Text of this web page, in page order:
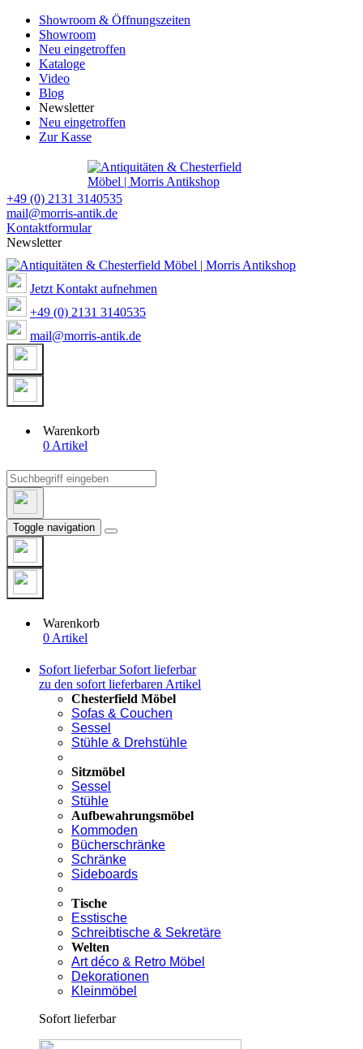
Showroom & Öffnungszeiten
Showroom
Neu eingetroffen
Kataloge
Video
Blog
Newsletter
Neu eingetroffen
Zur Kasse
+49 (0) 2131 3140535
mail@morris-antik.de
Kontaktformular
Newsletter
Jetzt Kontakt aufnehmen
+49 (0) 2131 3140535
mail@morris-antik.de
Warenkorb
0 Artikel
Toggle navigation
Warenkorb
0 Artikel
Sofort lieferbar Sofort lieferbar
zu den sofort lieferbaren Artikel
Chesterfield Möbel
Sofas & Couchen
Sessel
Stühle & Drehstühle
Sitzmöbel
Sessel
Stühle
Aufbewahrungsmöbel
Kommoden
Bücherschränke
Schränke
Sideboards
Tische
Esstische
Schreibtische & Sekretäre
Welten
Art déco & Retro Möbel
Dekorationen
Kleinmöbel
Sofort lieferbar